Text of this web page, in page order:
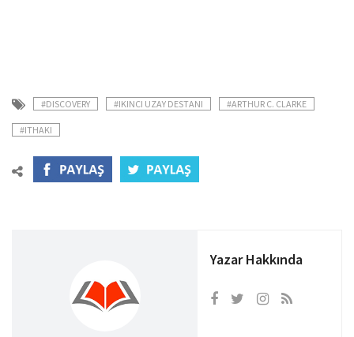
#DISCOVERY #IKINCI UZAY DESTANI #ARTHUR C. CLARKE
#ITHAKI
Yazar Hakkında